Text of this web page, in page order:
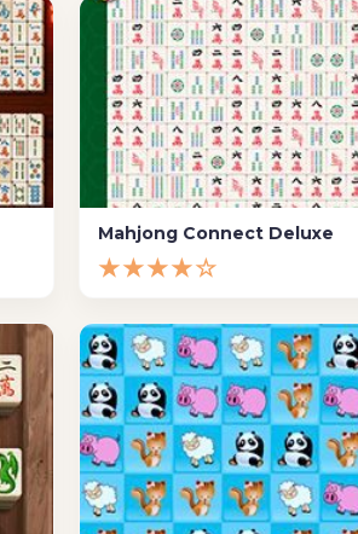
Mahjong Connect Deluxe
★★★★☆